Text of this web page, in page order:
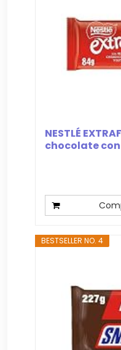
NESTLÉ
chocolate con
BESTSELLER NO. 4